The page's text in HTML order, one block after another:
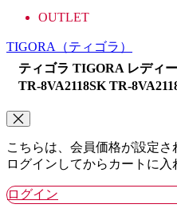
OUTLET
TIGORA
（ティゴラ）
ティゴラ TIGORA レディ
TR-8VA2118SK TR-
こちらは、会員価格が設定さ
ログインしてからカートに入
ログイン